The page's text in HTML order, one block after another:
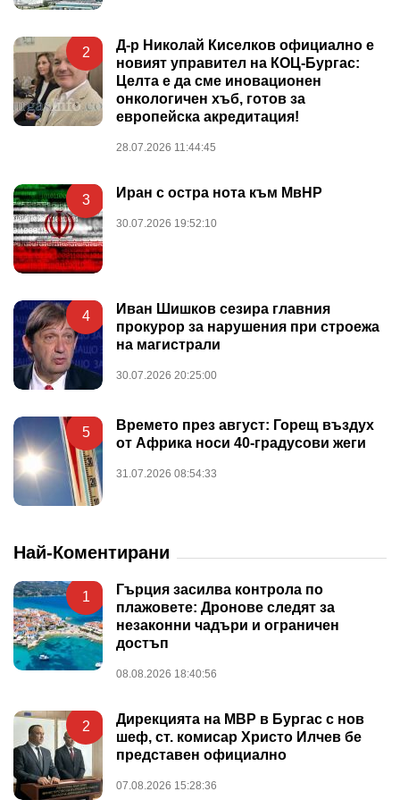
2
Д-р Николай Киселков официално е
новият управител на КОЦ-Бургас:
Целта е да сме иновационен
онкологичен хъб, готов за
европейска акредитация!
28.07.2026 11:44:45
3 Иран с остра нота към МвНР
30.07.2026 19:52:10
4
Иван Шишков сезира главния
прокурор за нарушения при строежа
на магистрали
30.07.2026 20:25:00
5
Времето през август: Горещ въздух
от Африка носи 40-градусови жеги
31.07.2026 08:54:33
Най-Коментирани
1
Гърция засилва контрола по
плажовете: Дронове следят за
незаконни чадъри и ограничен
достъп
08.08.2026 18:40:56
2
Дирекцията на МВР в Бургас с нов
шеф, ст. комисар Христо Илчев бе
представен официално
07.08.2026 15:28:36